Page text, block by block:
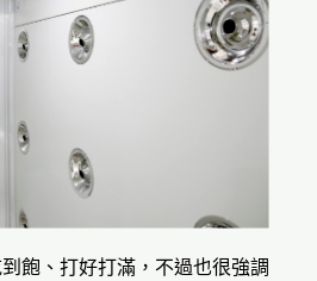
飽、打好打滿，不過也很強調